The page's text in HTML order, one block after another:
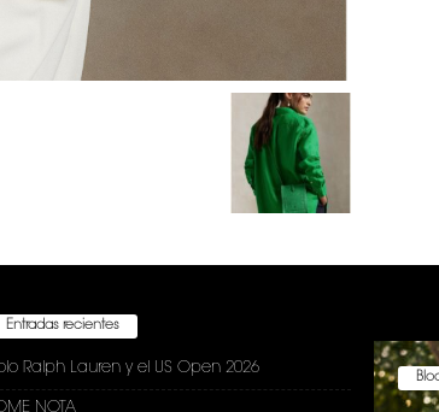
Entradas recientes
Ralph Lauren y el US Open 2026
NOTA